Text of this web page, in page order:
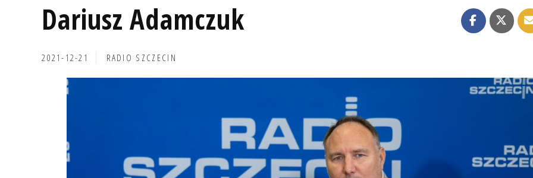
Dariusz Adamczuk
2021-12-21 RADIO SZCZECIN